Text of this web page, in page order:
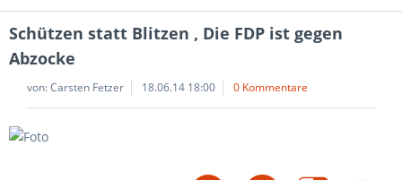
Schützen statt Blitzen , Die FDP ist gegen
Abzocke
von:Carsten Fetzer 18.06.14 18:00 0 Kommentare